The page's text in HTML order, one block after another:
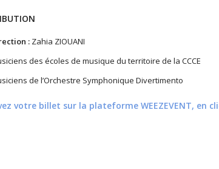
: Zahia ZIOUANI
des écoles de musique du territoire de la CCCE
de l’Orchestre Symphonique Divertimento
votre billet sur la plateforme WEEZEVENT, en